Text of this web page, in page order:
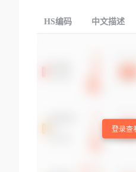
HS编码 中文描述
登录查